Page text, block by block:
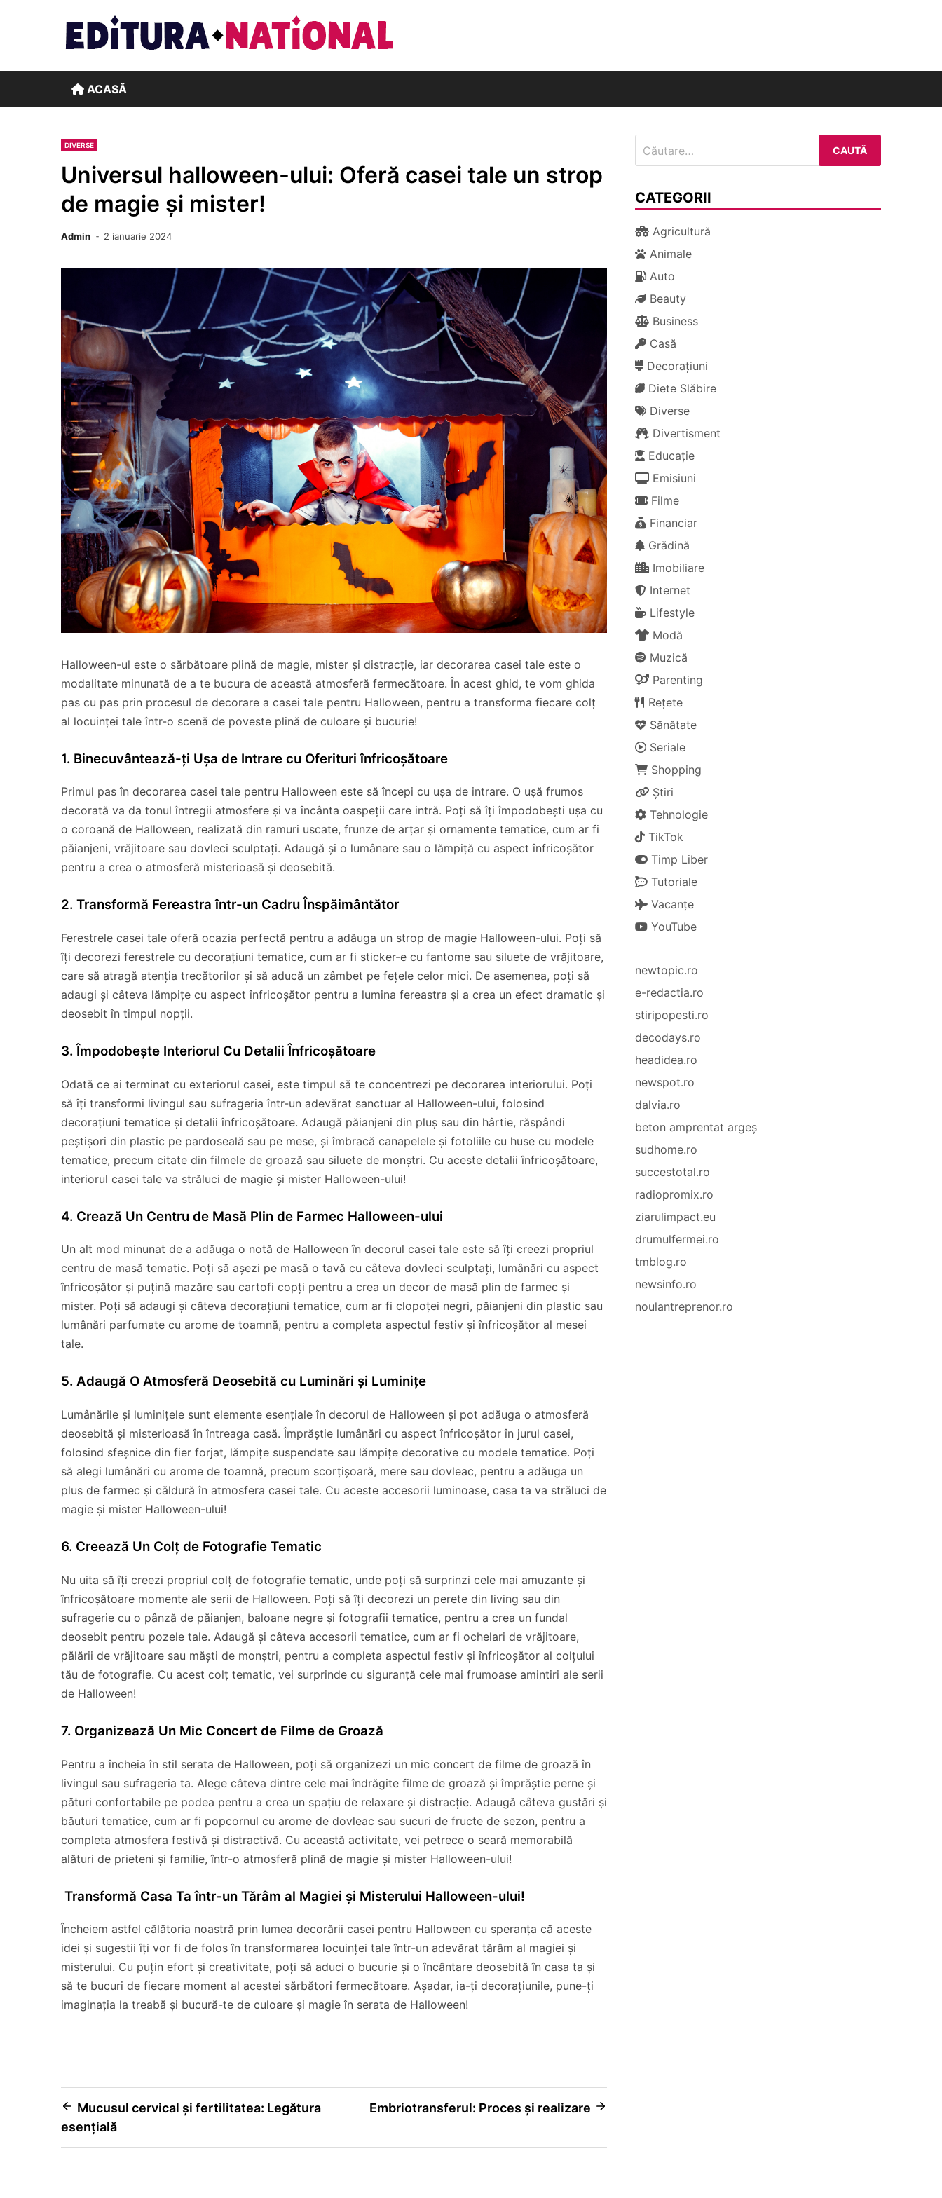
Editura Național
ACASĂ
DIVERSE
Universul halloween-ului: Oferă casei tale un strop
de magie și mister!
Admin 2 ianuarie 2024
Halloween-ul este o sărbătoare plină de magie, mister și distracție, iar decorarea casei tale este o
modalitate minunată de a te bucura de această atmosferă fermecătoare. În acest ghid, te vom ghida
pas cu pas prin procesul de decorare a casei tale pentru Halloween, pentru a transforma fiecare colț
al locuinței tale într-o scenă de poveste plină de culoare și bucurie!
1. Binecuvântează-ți Ușa de Intrare cu Oferituri înfricoșătoare
Primul pas în decorarea casei tale pentru Halloween este să începi cu ușa de intrare. O ușă frumos
decorată va da tonul întregii atmosfere și va încânta oaspeții care intră. Poți să îți împodobești ușa cu
o coroană de Halloween, realizată din ramuri uscate, frunze de arțar și ornamente tematice, cum ar fi
păianjeni, vrăjitoare sau dovleci sculptați. Adaugă și o lumânare sau o lămpiță cu aspect înfricoșător
pentru a crea o atmosferă misterioasă și deosebită.
2. Transformă Fereastra într-un Cadru Înspăimântător
Ferestrele casei tale oferă ocazia perfectă pentru a adăuga un strop de magie Halloween-ului. Poți să
îți decorezi ferestrele cu decorațiuni tematice, cum ar fi sticker-e cu fantome sau siluete de vrăjitoare,
care să atragă atenția trecătorilor și să aducă un zâmbet pe fețele celor mici. De asemenea, poți să
adaugi și câteva lămpițe cu aspect înfricoșător pentru a lumina fereastra și a crea un efect dramatic și
deosebit în timpul nopții.
3. Împodobește Interiorul Cu Detalii Înfricoșătoare
Odată ce ai terminat cu exteriorul casei, este timpul să te concentrezi pe decorarea interiorului. Poți
să îți transformi livingul sau sufrageria într-un adevărat sanctuar al Halloween-ului, folosind
decorațiuni tematice și detalii înfricoșătoare. Adaugă păianjeni din pluș sau din hârtie, răspândi
peștișori din plastic pe pardoseală sau pe mese, și îmbracă canapelele și fotoliile cu huse cu modele
tematice, precum citate din filmele de groază sau siluete de monștri. Cu aceste detalii înfricoșătoare,
interiorul casei tale va străluci de magie și mister Halloween-ului!
4. Crează Un Centru de Masă Plin de Farmec Halloween-ului
Un alt mod minunat de a adăuga o notă de Halloween în decorul casei tale este să îți creezi propriul
centru de masă tematic. Poți să așezi pe masă o tavă cu câteva dovleci sculptați, lumânări cu aspect
înfricoșător și puțină mazăre sau cartofi copți pentru a crea un decor de masă plin de farmec și
mister. Poți să adaugi și câteva decorațiuni tematice, cum ar fi clopoței negri, păianjeni din plastic sau
lumânări parfumate cu arome de toamnă, pentru a completa aspectul festiv și înfricoșător al mesei
tale.
5. Adaugă O Atmosferă Deosebită cu Luminări și Luminițe
Lumânările și luminițele sunt elemente esențiale în decorul de Halloween și pot adăuga o atmosferă
deosebită și misterioasă în întreaga casă. Împrăștie lumânări cu aspect înfricoșător în jurul casei,
folosind sfeșnice din fier forjat, lămpițe suspendate sau lămpițe decorative cu modele tematice. Poți
să alegi lumânări cu arome de toamnă, precum scorțișoară, mere sau dovleac, pentru a adăuga un
plus de farmec și căldură în atmosfera casei tale. Cu aceste accesorii luminoase, casa ta va străluci de
magie și mister Halloween-ului!
6. Creează Un Colț de Fotografie Tematic
Nu uita să îți creezi propriul colț de fotografie tematic, unde poți să surprinzi cele mai amuzante și
înfricoșătoare momente ale serii de Halloween. Poți să îți decorezi un perete din living sau din
sufragerie cu o pânză de păianjen, baloane negre și fotografii tematice, pentru a crea un fundal
deosebit pentru pozele tale. Adaugă și câteva accesorii tematice, cum ar fi ochelari de vrăjitoare,
pălării de vrăjitoare sau măști de monștri, pentru a completa aspectul festiv și înfricoșător al colțului
tău de fotografie. Cu acest colț tematic, vei surprinde cu siguranță cele mai frumoase amintiri ale serii
de Halloween!
7. Organizează Un Mic Concert de Filme de Groază
Pentru a încheia în stil serata de Halloween, poți să organizezi un mic concert de filme de groază în
livingul sau sufrageria ta. Alege câteva dintre cele mai îndrăgite filme de groază și împrăștie perne și
pături confortabile pe podea pentru a crea un spațiu de relaxare și distracție. Adaugă câteva gustări și
băuturi tematice, cum ar fi popcornul cu arome de dovleac sau sucuri de fructe de sezon, pentru a
completa atmosfera festivă și distractivă. Cu această activitate, vei petrece o seară memorabilă
alături de prieteni și familie, într-o atmosferă plină de magie și mister Halloween-ului!
Transformă Casa Ta într-un Tărâm al Magiei și Misterului Halloween-ului!
Încheiem astfel călătoria noastră prin lumea decorării casei pentru Halloween cu speranța că aceste
idei și sugestii îți vor fi de folos în transformarea locuinței tale într-un adevărat tărâm al magiei și
misterului. Cu puțin efort și creativitate, poți să aduci o bucurie și o încântare deosebită în casa ta și
să te bucuri de fiecare moment al acestei sărbători fermecătoare. Așadar, ia-ți decorațiunile, pune-ți
imaginația la treabă și bucură-te de culoare și magie în serata de Halloween!
Navigare
în
Mucusul cervical și fertilitatea: Legătura
esențială
Embriotransferul: Proces și realizare
după:
CATEGORII
Agricultură
Animale
Auto
Beauty
Business
Casă
Decorațiuni
Diete Slăbire
Diverse
Divertisment
Educație
Emisiuni
Filme
Financiar
Grădină
Imobiliare
Internet
Lifestyle
Modă
Muzică
Parenting
Rețete
Sănătate
Seriale
Shopping
Știri
Tehnologie
TikTok
Timp Liber
Tutoriale
Vacanțe
YouTube
newtopic.ro
e-redactia.ro
stiripopesti.ro
decodays.ro
headidea.ro
newspot.ro
dalvia.ro
beton amprentat argeș
sudhome.ro
succestotal.ro
radiopromix.ro
ziarulimpact.eu
drumulfermei.ro
tmblog.ro
newsinfo.ro
noulantreprenor.ro